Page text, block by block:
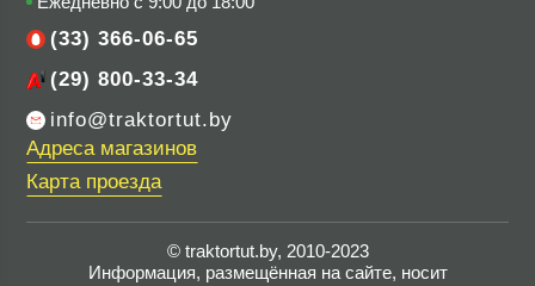
(33) 366-06-65
(29) 800-33-34
info@traktortut.by
Адреса магазинов
Карта проезда
© traktortut.by, 2010-2023
Информация, размещённая на сайте, носит